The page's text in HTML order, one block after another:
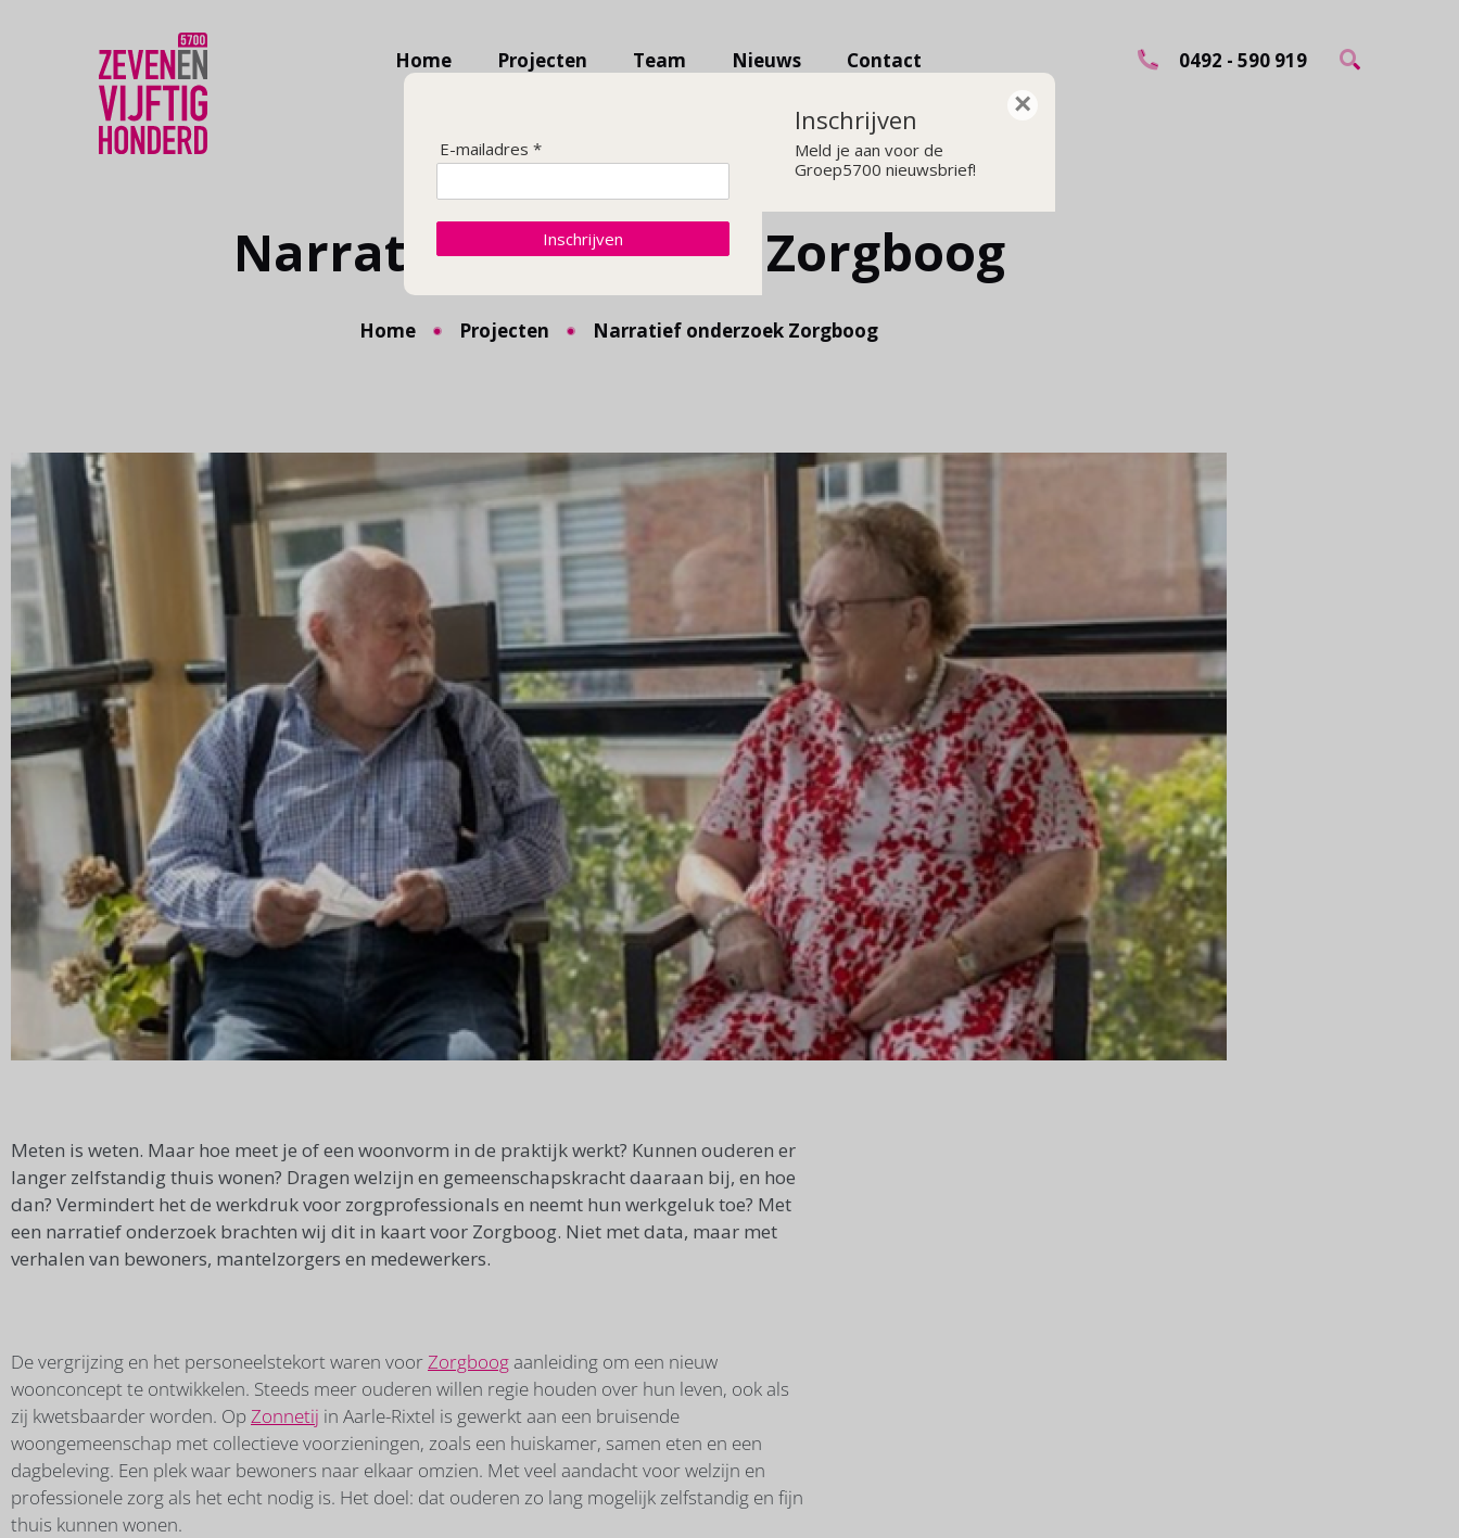
Home Projecten Team Nieuws Contact 0492 - 590 919
Narratief onderzoek Zorgboog
Home Projecten Narratief onderzoek Zorgboog
Meten is weten. Maar hoe meet je of een woonvorm in de praktijk werkt? Kunnen ouderen er
langer zelfstandig thuis wonen? Dragen welzijn en gemeenschapskracht daaraan bij, en hoe
dan? Vermindert het de werkdruk voor zorgprofessionals en neemt hun werkgeluk toe? Met
een narratief onderzoek brachten wij dit in kaart voor Zorgboog. Niet met data, maar met
verhalen van bewoners, mantelzorgers en medewerkers.
De vergrijzing en het personeelstekort waren voorZorgboogaanleiding om een nieuw
woonconcept te ontwikkelen. Steeds meer ouderen willen regie houden over hun leven, ook als
zij kwetsbaarder worden. Op Zonnetij in Aarle-Rixtel is gewerkt aan een bruisende
woongemeenschap met collectieve voorzieningen, zoals een huiskamer, samen eten en een
dagbeleving. Een plek waar bewoners naar elkaar omzien. Met veel aandacht voor welzijn en
professionele zorg als het echt nodig is. Het doel: dat ouderen zo lang mogelijk zelfstandig en fijn
thuis kunnen wonen.
×
E-mailadres *
Inschrijven
Inschrijven
Meld je aan voor de
Groep5700 nieuwsbrief!